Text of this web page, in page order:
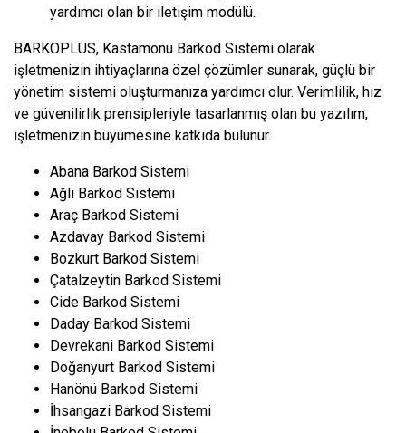
yardımcı olan bir iletişim modülü.
BARKOPLUS, Kastamonu Barkod Sistemi olarak
işletmenizin ihtiyaçlarına özel çözümler sunarak, güçlü bir
yönetim sistemi oluşturmanıza yardımcı olur. Verimlilik, hız
ve güvenilirlik prensipleriyle tasarlanmış olan bu yazılım,
işletmenizin büyümesine katkıda bulunur.
Abana Barkod Sistemi
Ağlı Barkod Sistemi
Araç Barkod Sistemi
Azdavay Barkod Sistemi
Bozkurt Barkod Sistemi
Çatalzeytin Barkod Sistemi
Cide Barkod Sistemi
Daday Barkod Sistemi
Devrekani Barkod Sistemi
Doğanyurt Barkod Sistemi
Hanönü Barkod Sistemi
İhsangazi Barkod Sistemi